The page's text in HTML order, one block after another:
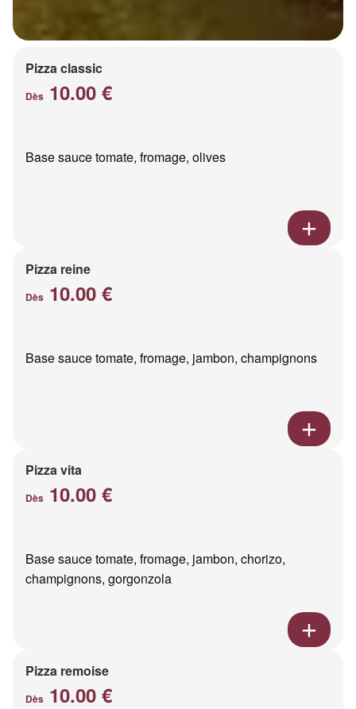
Pizza classic
Dès 10.00 €
Base sauce tomate, fromage, olives
Pizza reine
Dès 10.00 €
Base sauce tomate, fromage, jambon, champignons
Pizza vita
Dès 10.00 €
Base sauce tomate, fromage, jambon, chorizo,
champignons, gorgonzola
Pizza remoise
Dès 10.00 €